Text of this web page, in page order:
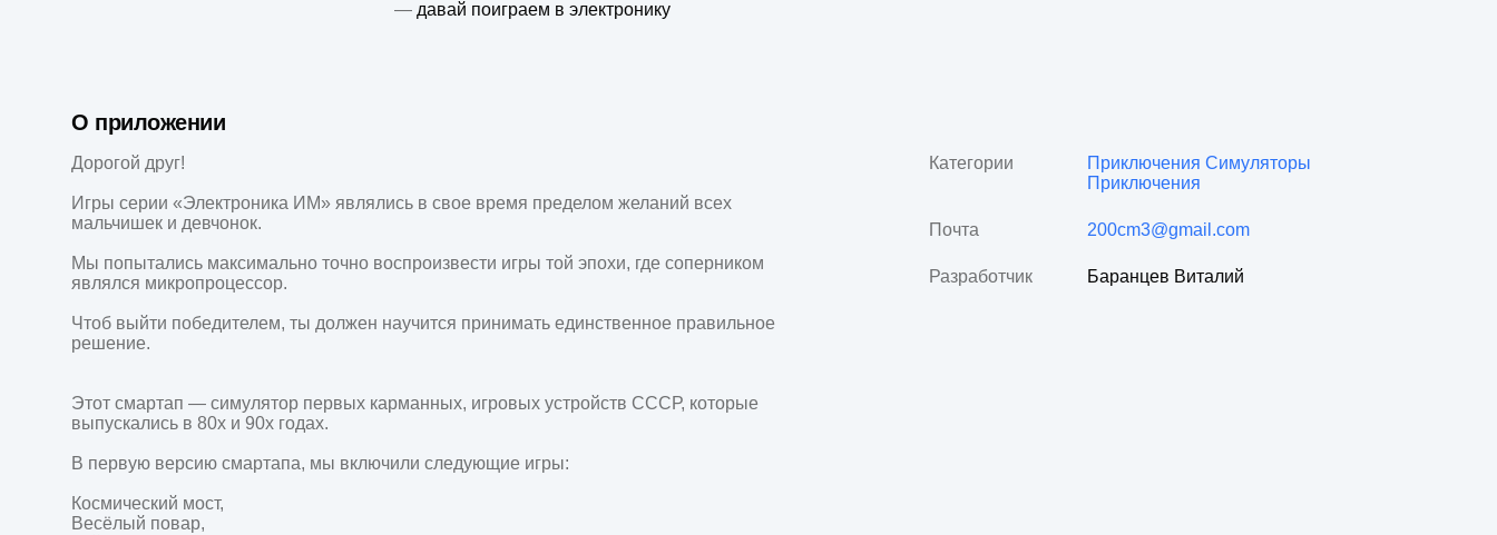
— давай поиграем в электронику
О приложении
Дорогой друг!
Игры серии «Электроника ИМ» являлись в свое время пределом желаний всех
мальчишек и девчонок.
Мы попытались максимально точно воспроизвести игры той эпохи, где соперником
являлся микропроцессор.
Чтоб выйти победителем, ты должен научится принимать единственное правильное
решение.
Этот cмартап — симулятор первых карманных, игровых устройств СССР, которые
выпускались в 80х и 90х годах.
В первую версию смартапа, мы включили следующие игры:
Космический мост,
Весёлый повар,
Категории Приключения Симуляторы
Приключения
Почта 200cm3@gmail.com
Разработчик Баранцев Виталий